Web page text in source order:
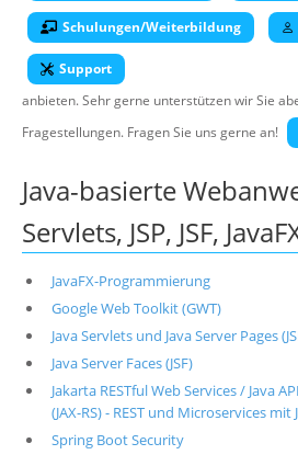
Schulungen/Weiterbildung
Support
anbieten. Sehr gerne unterstützen wir Sie
Fragestellungen. Fragen Sie uns gerne an!
Java-basierte
Servlets, JSP, JSF,
JavaFX-Programmierung
Google Web Toolkit (GWT)
Java Servlets und Java Server Pages
Java Server Faces (JSF)
Jakarta RESTful Web Services / Java
(JAX-RS) - REST und Microservices mit
Spring Boot Security